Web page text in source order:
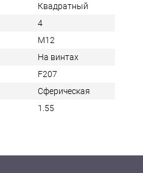
Квадратный
4
M12
На винтах
F207
Сферическая
1.55